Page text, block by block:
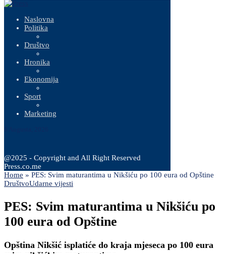
Naslovna
Politika
Društvo
Hronika
Ekonomija
Sport
Marketing
@2025 - Copyright and All Right Reserved
Press.co.me
Home » PES: Svim maturantima u Nikšiću po 100 eura od Opštine
DruštvoUdarne vijesti
PES: Svim maturantima u Nikšiću po
100 eura od Opštine
Opština Nikšić isplatiće do kraja mjeseca po 100 eura